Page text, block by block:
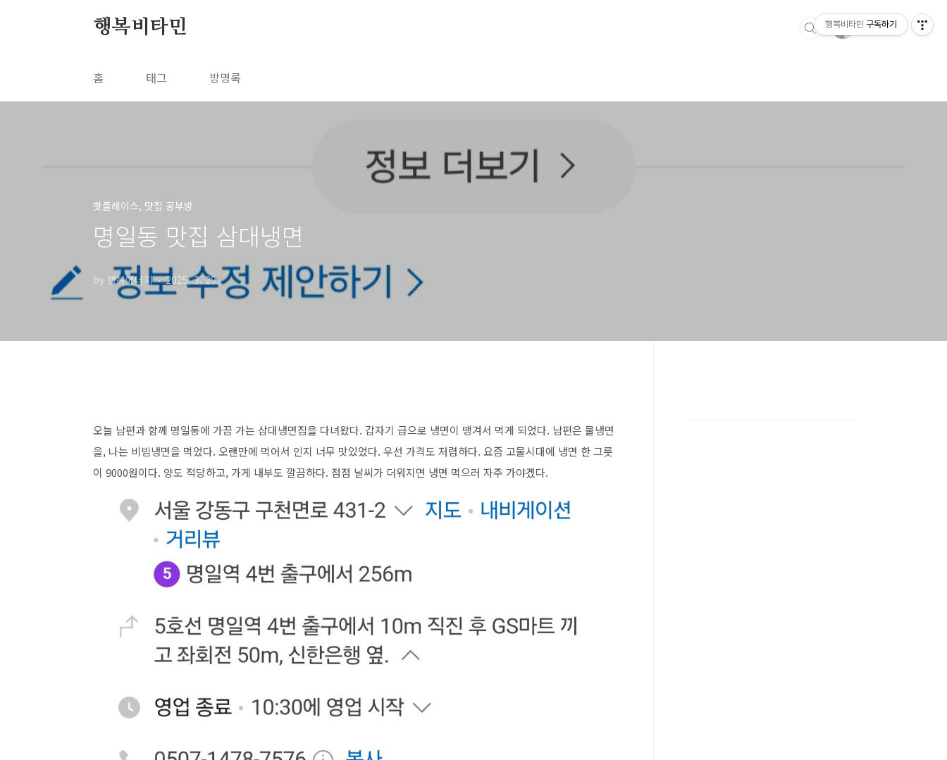
행복비타민
홈 태그 방명록
핫플레이스, 맛집 공부방
명일동 맛집 삼대냉면
by 행복에너지 2025. 3. 29.
오늘 남편과 함께 명일동에 가끔 가는 삼대냉면집을 다녀왔다. 갑자기 급으로 냉면이 땡겨서 먹게 되었다. 남편은 물냉면
을, 나는 비빔냉면을 먹었다. 오랜만에 먹어서 인지 너무 맛있었다. 우선 가격도 저렴하다. 요즘 고물시대에 냉면 한 그릇
이 9000원이다. 양도 적당하고, 가게 내부도 깔끔하다. 점점 날씨가 더워지면 냉면 먹으러 자주 가야겠다.
행복비타민 구독하기